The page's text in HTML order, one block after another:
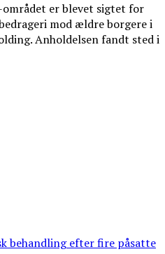
er blevet sigtet for
mod ældre borgere i
Anholdelsen fandt sted i